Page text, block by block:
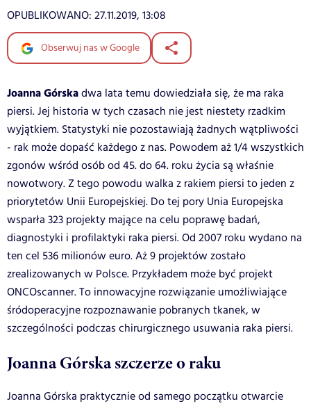
OPUBLIKOWANO: 27.11.2019, 13:08
Obserwuj nas w Google
Joanna Górskadwa lata temu dowiedziała się, że ma raka
piersi. Jej historia w tych czasach nie jest niestety rzadkim
wyjątkiem. Statystyki nie pozostawiają żadnych wątpliwości
- rak może dopaść każdego z nas. Powodem aż 1/4 wszystkich
zgonów wśród osób od 45. do 64. roku życia są właśnie
nowotwory. Z tego powodu walka z rakiem piersi to jeden z
priorytetów Unii Europejskiej. Do tej pory Unia Europejska
wsparła 323 projekty mające na celu poprawę badań,
diagnostyki i profilaktyki raka piersi. Od 2007 roku wydano na
ten cel 536 milionów euro. Aż 9 projektów zostało
zrealizowanych w Polsce. Przykładem może być projekt
ONCOscanner. To innowacyjne rozwiązanie umożliwiające
śródoperacyjne rozpoznawanie pobranych tkanek, w
szczególności podczas chirurgicznego usuwania raka piersi.
Joanna Górska szczerze o raku
Joanna Górska praktycznie od samego początku otwarcie